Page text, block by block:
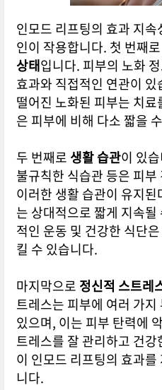
인모드 리프팅의 효과 지
인이 작용합니다. 첫 번째
상태입니다. 피부의 노화
효과와 직접적인 연관이
떨어진 노화된 피부는 치
은 피부에 비해 다소 짧을
두 번째로 생활 습관이 있
불규칙한 식습관 등은 피
이러한 생활 습관이 유지
는 상대적으로 짧게 지속
적인 운동 및 건강한 식단
킬 수 있습니다.
마지막으로 정신적 스트레
트레스는 피부에 여러 가
있으며, 이는 피부 탄력에
트레스를 잘 관리하고 건
이 인모드 리프팅의 효과
니다.